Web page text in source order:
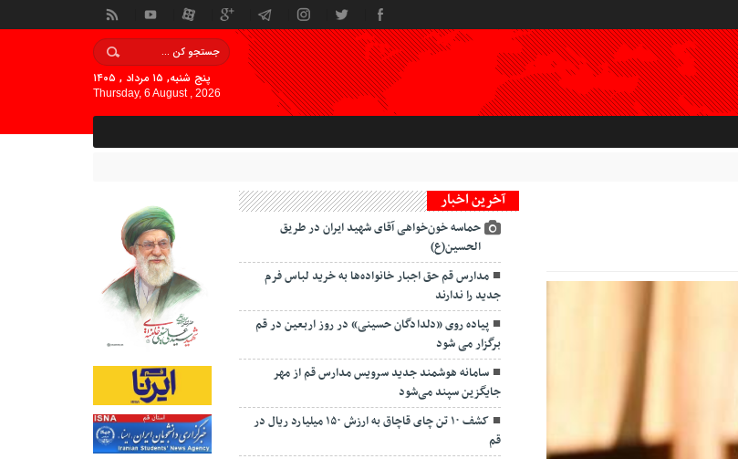
پنج شنبه, ۱۵ مرداد , ۱۴۰۵
Thursday, 6 August , 2026
آخرین اخبار
حماسه خون‌خواهی آقای شهید ایران در طریق
الحسین(ع)
مدارس قم حق اجبار خانواده‌ها به خرید لباس فرم
جدید را ندارند
پیاده روی «دلدادگان حسینی» در روز اربعین در قم
برگزار می شود
سامانه هوشمند جدید سرویس مدارس قم از مهر
جایگزین سپند می‌شود
کشف ۱۰ تن چای قاچاق به ارزش ۱۵۰ میلیارد ریال در
قم